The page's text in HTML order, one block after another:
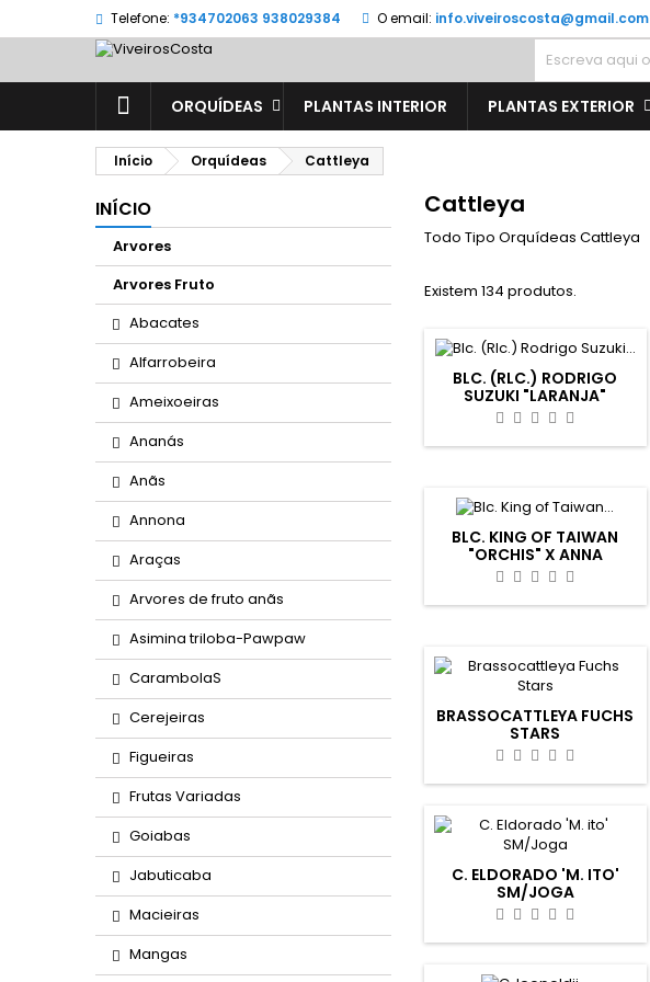
Telefone: *934702063 938029384 O email: info.viveiroscosta@gmail.com
ORQUÍDEAS PLANTAS INTERIOR PLANTAS EXTERIOR
Início Orquídeas Cattleya
INÍCIO
Arvores
Arvores Fruto
Abacates
Alfarrobeira
Ameixoeiras
Ananás
Anãs
Annona
Araças
Arvores de fruto anãs
Asimina triloba-Pawpaw
CarambolaS
Cerejeiras
Figueiras
Frutas Variadas
Goiabas
Jabuticaba
Macieiras
Mangas
Cattleya
Todo Tipo Orquídeas Cattleya
Existem 134 produtos.
BLC. (RLC.) RODRIGO
SUZUKI "LARANJA"
BLC. KING OF TAIWAN
"ORCHIS" X ANNA
FERMONT
BRASSOCATTLEYA FUCHS
STARS
C. ELDORADO 'M. ITO'
SM/JOGA